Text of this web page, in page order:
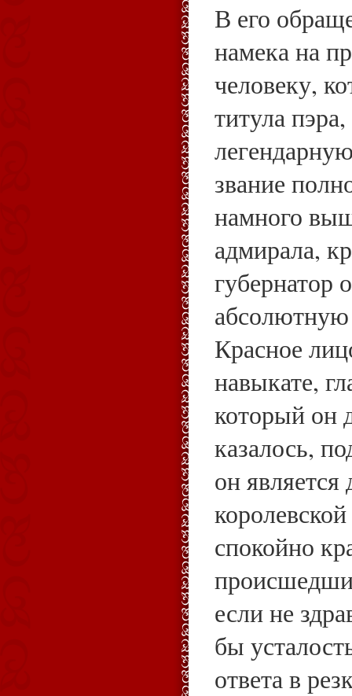
В его
намека на
человеку,
титула
звание
намного
адмирала,
губернатор
абсолютную
Красное
навыкате,
который он
казалось,
он
спокойно
если не
бы
ответа в